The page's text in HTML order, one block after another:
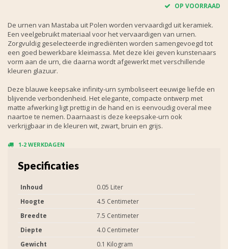
OP VOORRAAD
De urnen van Mastaba uit Polen worden vervaardigd uit keramiek.
Een veelgebruikt materiaal voor het vervaardigen van urnen.
Zorgvuldig geselecteerde ingrediënten worden samengevoegd tot
een goed bewerkbare kleimassa. Met deze klei geven kunstenaars
vorm aan de urn, die daarna wordt afgewerkt met verschillende
kleuren glazuur.
Deze blauwe keepsake infinity-urn symboliseert eeuwige liefde en
blijvende verbondenheid. Het elegante, compacte ontwerp met
matte afwerking ligt prettig in de hand en is eenvoudig overal mee
naartoe te nemen. Daarnaast is deze keepsake-urn ook
verkrijgbaar in de kleuren wit, zwart, bruin en grijs.
1-2 WERKDAGEN
Specificaties
Inhoud
0.05 Liter
Hoogte
4.5 Centimeter
Breedte
7.5 Centimeter
Diepte
4.0 Centimeter
Gewicht
0.1 Kilogram